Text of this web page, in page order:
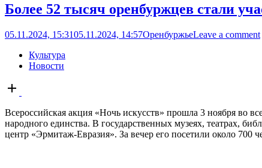
Более 52 тысяч оренбуржцев стали
05.11.2024, 15:3105.11.2024, 14:57ОренбуржьеLeave a comment
Культура
Новости
Open
post
Всероссийская акция «Ночь искусств» прошла 3 ноября во
народного единства. В государственных музеях, театрах,
центр «Эрмитаж-Евразия». За вечер его посетили около 700